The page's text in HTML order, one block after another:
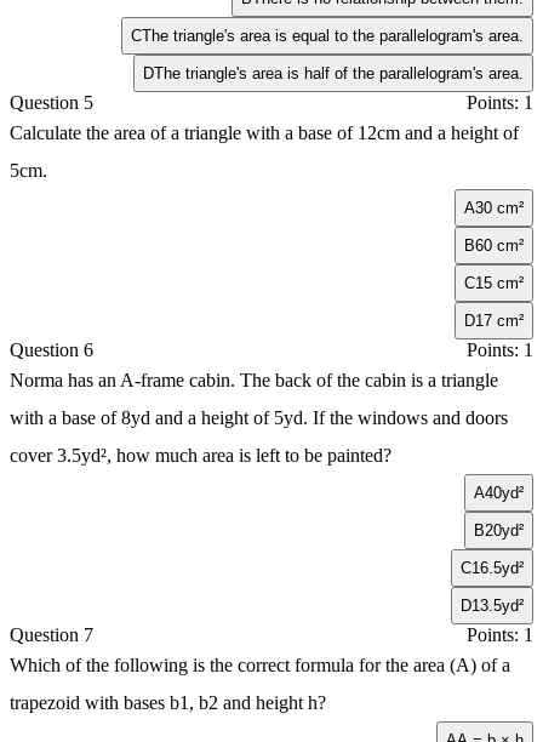
CThe triangle's area is equal to the parallelogram's area.
DThe triangle's area is half of the parallelogram's area.
Question 5
Points: 1
Calculate the area of a triangle with a base of 12cm and a height of
5cm.
A30 cm²
B60 cm²
C15 cm²
D17 cm²
Question 6
Points: 1
Norma has an A-frame cabin. The back of the cabin is a triangle
with a base of 8yd and a height of 5yd. If the windows and doors
cover 3.5yd², how much area is left to be painted?
A40yd²
B20yd²
C16.5yd²
D13.5yd²
Question 7
Points: 1
Which of the following is the correct formula for the area (A) of a
trapezoid with bases b1, b2 and height h?